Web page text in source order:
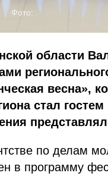
Фото:
области
весна»,
стал
по делам
в программу